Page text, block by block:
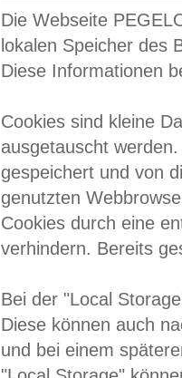
Die Webseite
lokalen Speicher des
Diese Informationen
Cookies sind kleine
ausgetauscht
gespeichert und von
genutzten
Cookies durch eine
verhindern. Bereits
Bei der "Local
Diese können auch
und bei einem